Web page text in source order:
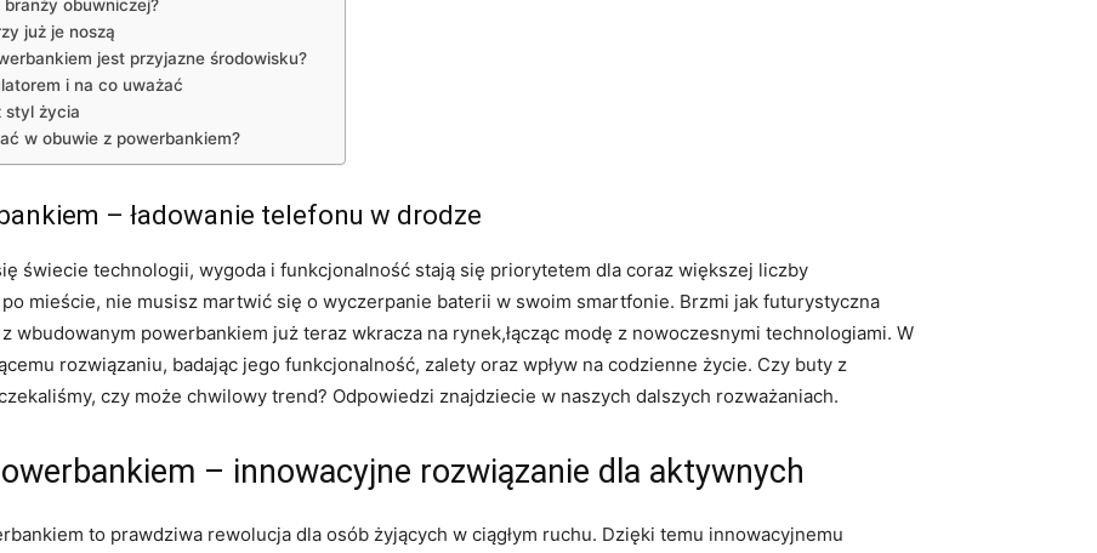
obuwniczej?
już je noszą
jest przyjazne środowisku?
i na co uważać
styl życia
w obuwie z powerbankiem?
– ładowanie telefonu w drodze
świecie technologii, wygoda i funkcjonalność stają się priorytetem dla coraz większej liczby
mieście, nie musisz martwić się o wyczerpanie baterii w swoim smartfonie. Brzmi jak futurystyczna
wbudowanym powerbankiem już teraz wkracza na rynek,łącząc modę z nowoczesnymi technologiami. W
rozwiązaniu, badając jego funkcjonalność, zalety oraz wpływ na codzienne życie. Czy buty z
czy może chwilowy trend? Odpowiedzi znajdziecie w naszych dalszych rozważaniach.
– innowacyjne rozwiązanie dla aktywnych
to prawdziwa rewolucja dla osób żyjących w ciągłym ruchu. Dzięki temu innowacyjnemu